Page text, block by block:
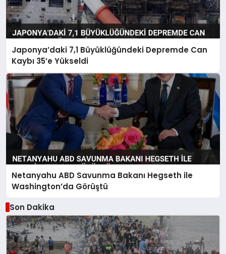
Japonya’daki 7,1 Büyüklüğündeki Depremde Can
Kaybı 35’e Yükseldi
Netanyahu ABD Savunma Bakanı Hegseth ile
Washington’da Görüştü
Son Dakika